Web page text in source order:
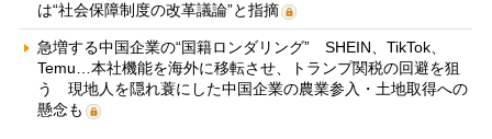
は“社会保障制度の改革議論”と指摘
急増する中国企業の“国籍ロンダリング” SHEIN、TikTok、
Temu…本社機能を海外に移転させ、トランプ関税の回避を狙
う 現地人を隠れ蓑にした中国企業の農業参入・土地取得への
懸念も